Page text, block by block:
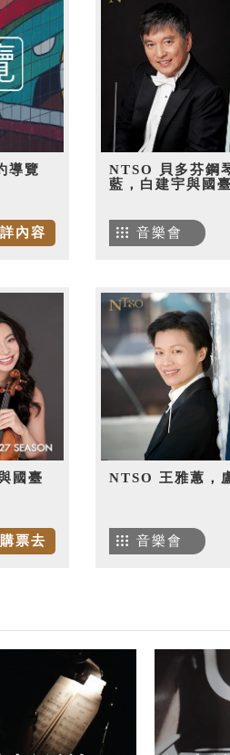
導覽
詳內容
NTSO 貝多芬鋼
藍，白建宇與國
音樂會
國臺
購票去
NTSO 王雅蕙，
音樂會